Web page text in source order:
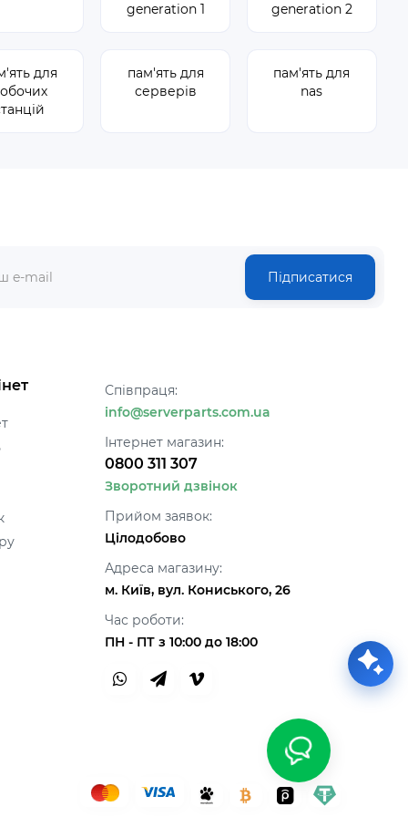
generation 1
generation 2
для
пам'ять для
серверів
пам'ять для
nas
Підписатися
Співпраця:
info@serverparts.com.ua
Інтернет магазин:
0800 311 307
Зворотний дзвінок
Прийом заявок:
Цілодобово
Адреса магазину:
м. Київ, вул. Кониського, 26
Час роботи:
ПН - ПТ з 10:00 до 18:00